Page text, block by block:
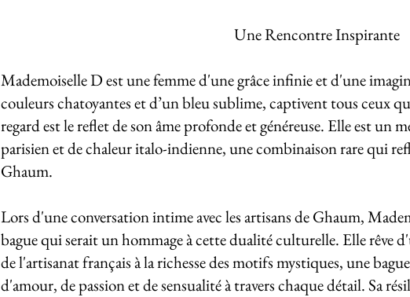
Une Rencontre Inspirante
Mademoiselle D est une femme d'une grâce infinie et d'une
couleurs chatoyantes et d’un bleu sublime, captivent tous ceux
regard est le reflet de son âme profonde et généreuse. Elle est un
parisien et de chaleur italo-indienne, une combinaison rare qui
Ghaum.
Lors d'une conversation intime avec les artisans de Ghaum,
bague qui serait un hommage à cette dualité culturelle. Elle rêve
de l'artisanat français à la richesse des motifs mystiques, une
d'amour, de passion et de sensualité à travers chaque détail. Sa